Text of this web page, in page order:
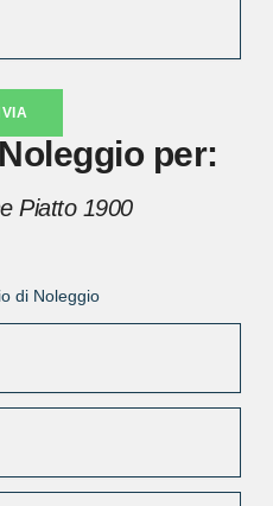
per:
Piatto 1900
di Noleggio